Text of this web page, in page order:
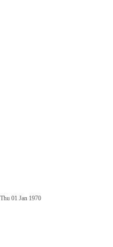
Thu 01 Jan 1970